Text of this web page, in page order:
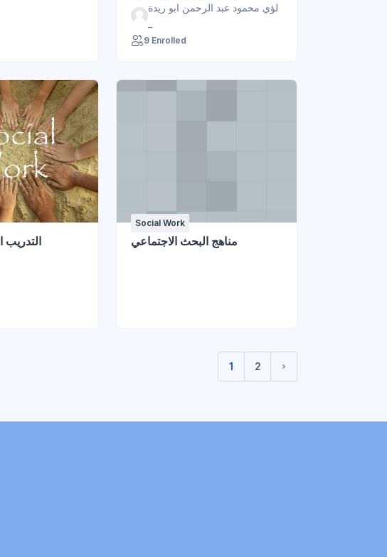
لؤي محمود عبد الرحمن ابو ريدة
9 Enrolled
التدريب
Social Work
مناهج البحث الاجتماعي
1
(current)
2
Next page